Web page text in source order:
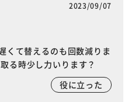
2023/09/07
くて替えるのも回数減りま
る時少し力いります？
役に立った